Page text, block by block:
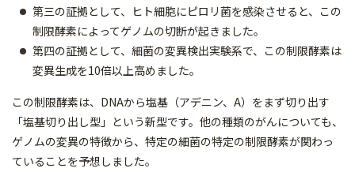
第三の証拠として、ヒト細胞にピロリ菌を感染させると、この
制限酵素によってゲノムの切断が起きました。
第四の証拠として、細菌の変異検出実験系で、この制限酵素は
変異生成を10倍以上高めました。
この制限酵素は、DNAから塩基（アデニン、A）をまず切り出す
「塩基切り出し型」という新型です。他の種類のがんについても、
ゲノムの変異の特徴から、特定の細菌の特定の制限酵素が関わっ
ていることを予想しました。